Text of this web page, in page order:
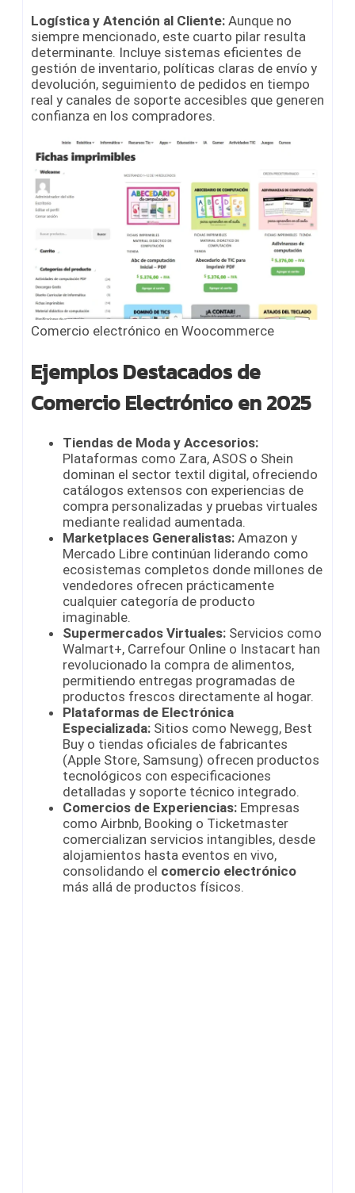
Logística y Atención al Cliente: Aunque no
siempre mencionado, este cuarto pilar resulta
determinante. Incluye sistemas eficientes de
gestión de inventario, políticas claras de envío y
devolución, seguimiento de pedidos en tiempo
real y canales de soporte accesibles que generen
confianza en los compradores.
Comercio electrónico en Woocommerce
Ejemplos Destacados de
Comercio Electrónico en 2025
Tiendas de Moda y Accesorios:
Plataformas como Zara, ASOS o Shein
dominan el sector textil digital, ofreciendo
catálogos extensos con experiencias de
compra personalizadas y pruebas virtuales
mediante realidad aumentada.
Marketplaces Generalistas: Amazon y
Mercado Libre continúan liderando como
ecosistemas completos donde millones de
vendedores ofrecen prácticamente
cualquier categoría de producto
imaginable.
Supermercados Virtuales: Servicios como
Walmart+, Carrefour Online o Instacart han
revolucionado la compra de alimentos,
permitiendo entregas programadas de
productos frescos directamente al hogar.
Plataformas de Electrónica
Especializada: Sitios como Newegg, Best
Buy o tiendas oficiales de fabricantes
(Apple Store, Samsung) ofrecen productos
tecnológicos con especificaciones
detalladas y soporte técnico integrado.
Comercios de Experiencias: Empresas
como Airbnb, Booking o Ticketmaster
comercializan servicios intangibles, desde
alojamientos hasta eventos en vivo,
consolidando el comercio electrónico
más allá de productos físicos.